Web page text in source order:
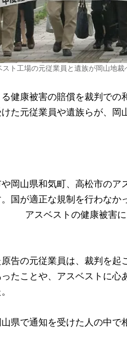
ト工場の元従業員と遺族が岡山地裁
健康被害の賠償を裁判での
た元従業員や遺族らが、岡
岡山県和気町、高松市のア
国が適正な規制を行わなか
アスベストの健康被害に
告の元従業員は、裁判を起
たことや、アスベストに心
県で通知を受けた人の中で